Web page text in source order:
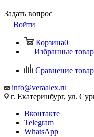
Задать вопрос
Войти
Корзина0
Избранные
Сравнение
info@veraalex.ru
г. Екатеринбург, ул.
Вконтакте
Telegram
WhatsApp